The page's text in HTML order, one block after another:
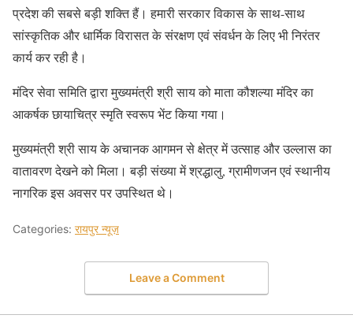
प्रदेश की सबसे बड़ी शक्ति हैं। हमारी सरकार विकास के साथ-साथ
सांस्कृतिक और धार्मिक विरासत के संरक्षण एवं संवर्धन के लिए भी निरंतर
कार्य कर रही है।
मंदिर सेवा समिति द्वारा मुख्यमंत्री श्री साय को माता कौशल्या मंदिर का
आकर्षक छायाचित्र स्मृति स्वरूप भेंट किया गया।
मुख्यमंत्री श्री साय के अचानक आगमन से क्षेत्र में उत्साह और उल्लास का
वातावरण देखने को मिला। बड़ी संख्या में श्रद्धालु, ग्रामीणजन एवं स्थानीय
नागरिक इस अवसर पर उपस्थित थे।
Categories: रायपुर न्यूज़
Leave a Comment